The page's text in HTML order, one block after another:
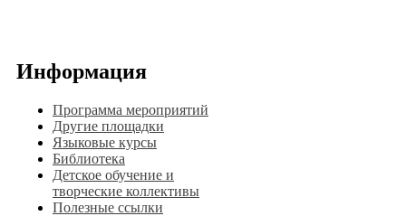
Информация
Программа мероприятий
Другие площадки
Языковые курсы
Библиотека
Детское обучение и
творческие коллективы
Полезные ссылки